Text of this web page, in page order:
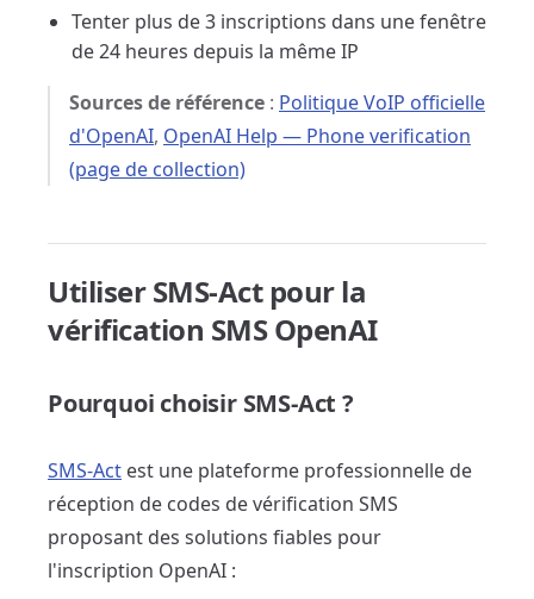
Tenter plus de 3 inscriptions dans une fenêtre
de 24 heures depuis la même IP
Sources de référence : Politique VoIP officielle
d'OpenAI, OpenAI Help — Phone verification
(page de collection)
Utiliser SMS-Act pour la
vérification SMS OpenAI
Pourquoi choisir SMS-Act ?
SMS-Act est une plateforme professionnelle de
réception de codes de vérification SMS
proposant des solutions fiables pour
l'inscription OpenAI :